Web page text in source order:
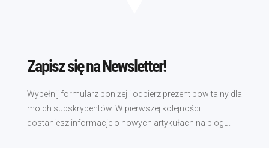
Zapisz się na Newsletter!
Wypełnij formularz poniżej i odbierz prezent powitalny dla
moich subskrybentów. W pierwszej kolejności
dostaniesz informacje o nowych artykułach na blogu.